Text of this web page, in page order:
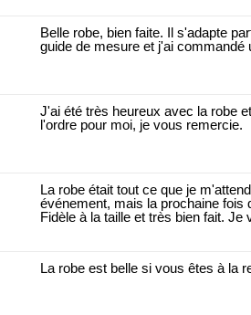
Belle robe, bien faite. Il s'adapte
guide de mesure et j'ai commandé
J'ai été très heureux avec la robe
l'ordre pour moi, je vous remercie.
La robe était tout ce que je
événement, mais la prochaine fois
Fidèle à la taille et très bien fait.
La robe est belle si vous êtes à la